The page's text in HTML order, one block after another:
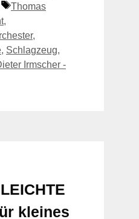
Schlagwörter
Thomas
,
,
, Schlagzeug,
Irmscher -
kleines